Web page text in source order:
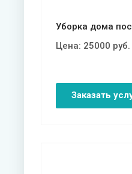
Уборка дома
Цена: 25000 руб.
Заказать